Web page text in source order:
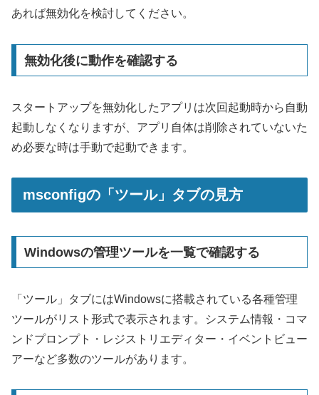
あれば無効化を検討してください。
無効化後に動作を確認する
スタートアップを無効化したアプリは次回起動時から自動
起動しなくなりますが、アプリ自体は削除されていないた
め必要な時は手動で起動できます。
msconfigの「ツール」タブの見方
Windowsの管理ツールを一覧で確認する
「ツール」タブにはWindowsに搭載されている各種管理
ツールがリスト形式で表示されます。システム情報・コマ
ンドプロンプト・レジストリエディター・イベントビュー
アーなど多数のツールがあります。